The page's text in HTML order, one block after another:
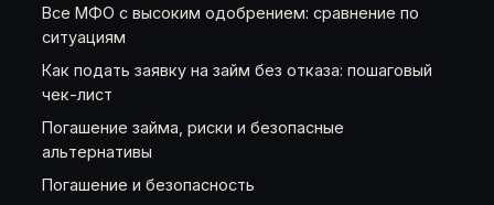
Все МФО с высоким одобрением: сравнение по
ситуациям
Как подать заявку на займ без отказа: пошаговый
чек-лист
Погашение займа, риски и безопасные
альтернативы
Погашение и безопасность